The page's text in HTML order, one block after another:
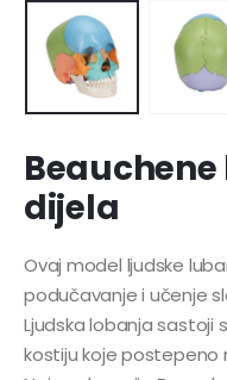
dijela
Ovaj model ljudske
podučavanje i učenje
Ljudska lobanja sastoji
kostiju koje postepeno